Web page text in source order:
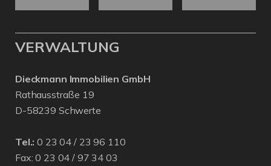
VERWALTUNG
Dieckmann Immobilien GmbH
Rathausstraße 19
D-58239 Schwerte
Tel.: 0 23 04 / 23 96 110
Fax: 0 23 04 / 97 34 03